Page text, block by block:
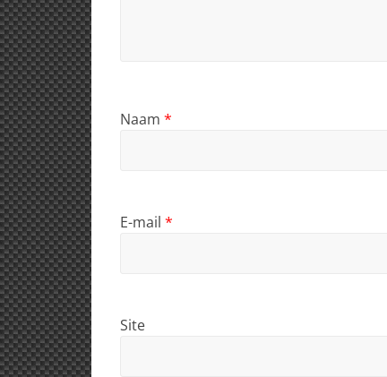
Naam *
E-mail *
Site